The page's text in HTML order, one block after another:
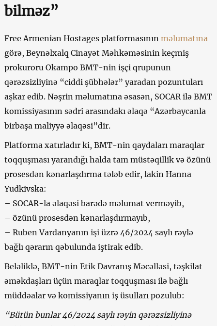
bilməz”
Free Armenian Hostages platformasının məlumatına
görə, Beynəlxalq Cinayət Məhkəməsinin keçmiş
prokuroru Okampo BMT-nin işçi qrupunun
qərəzsizliyinə “ciddi şübhələr” yaradan pozuntuları
aşkar edib. Nəşrin məlumatına əsasən, SOCAR ilə BMT
komissiyasının sədri arasındakı əlaqə “Azərbaycanla
birbaşa maliyyə əlaqəsi”dir.
Platforma xatırladır ki, BMT-nin qaydaları maraqlar
toqquşması yarandığı halda tam müstəqillik və özünü
prosesdən kənarlaşdırma tələb edir, lakin Hanna
Yudkivska:
– SOCAR-la əlaqəsi barədə məlumat verməyib,
– özünü prosesdən kənarlaşdırmayıb,
– Ruben Vardanyanın işi üzrə 46/2024 saylı rəylə
bağlı qərarın qəbulunda iştirak edib.
Beləliklə, BMT-nin Etik Davranış Məcəlləsi, təşkilat
əməkdaşları üçün maraqlar toqquşması ilə bağlı
müddəalar və komissiyanın iş üsulları pozulub:
“Bütün bunlar 46/2024 saylı rəyin qərəzsizliyinə